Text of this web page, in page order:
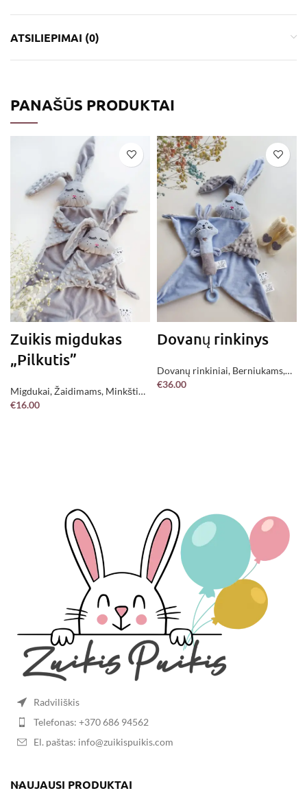
ATSILIEPIMAI (0)
PANAŠŪS PRODUKTAI
Zuikis migdukas
„Pilkutis”
Migdukai,Žaidimams, Minkšti
žaislai,
€16.00
Dovanų rinkinys
Dovanų rinkiniai, Berniukams,
Jau pagaminta !
€36.00
Radviliškis
Telefonas: +370 686 94562
El. paštas: info@zuikispuikis.com
NAUJAUSI PRODUKTAI